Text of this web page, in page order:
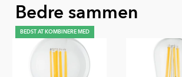
Bedre sammen
BEDST AT KOMBINERE MED